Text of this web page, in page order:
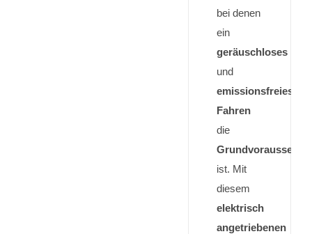
bei denen
ein
geräuschloses
und
emissionsfreies
Fahren
die
ist. Mit
diesem
elektrisch
angetriebenen